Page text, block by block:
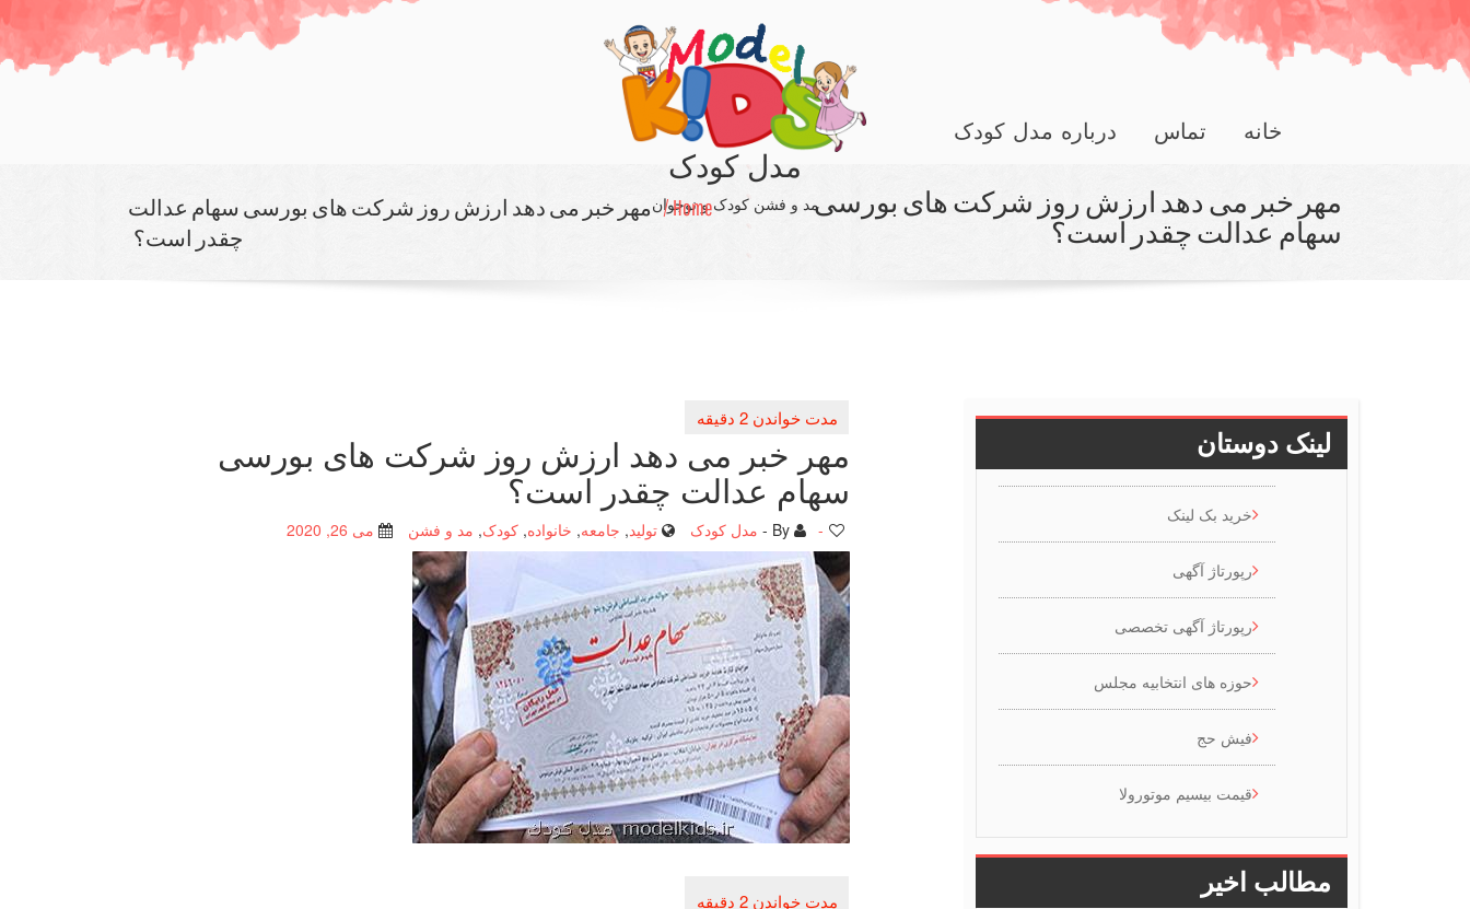
مدل کودک
مد و فشن کودک و نوجوان
خانه تماس درباره مدل کودک
Home /
مهر خبر می دهد ارزش روز شركت های بورسی سهام عدالت
چقدر است؟
مهر خبر می دهد ارزش روز شركت های بورسی
سهام عدالت چقدر است؟
مهر خبر می دهد ارزش روز شركت های بورسی
سهام عدالت چقدر است؟
مدل کودک تولید, جامعه, خانواده, کودک, مد و فشن می 26, 2020 -
لینک دوستان
خرید بک لینک
رپورتاژ آگهی
رپورتاژ آگهی تخصصی
حوزه های انتخابیه مجلس
فیش حج
قیمت بیسیم موتورولا
مطالب اخیر